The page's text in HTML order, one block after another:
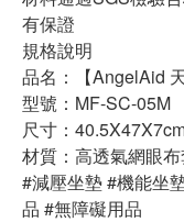
有保證
規格說明
品名：【AngelAid
型號：MF-SC-05M
尺寸：
材質：高透氣網眼
#減壓坐墊 #機能坐
品 #無障礙用品